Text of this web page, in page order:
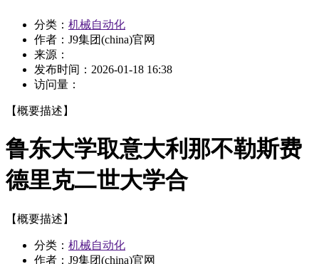
分类： 机械自动化
作者：J9集团(china)官网
来源：
发布时间： 2026-01-18 16:38
访问量：
【概要描述】
鲁东大学取意大利那不勒斯费
德里克二世大学合
【概要描述】
分类： 机械自动化
作者：J9集团(china)官网